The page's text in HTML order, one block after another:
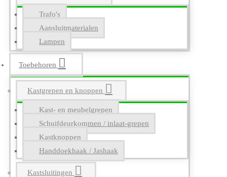
Trafo's
Aansluitmaterialen
Lampen
Toebehoren
Kastgrepen en knoppen
Kast- en meubelgrepen
Schuifdeurkommen / inlaat-grepen
Kastknoppen
Handdoekhaak / Jashaak
Kastsluitingen